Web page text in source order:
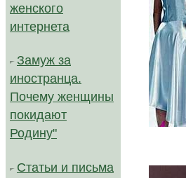
женского
интернета
Замуж за
иностранца.
Почему женщины
покидают
Родину"
Статьи и письма